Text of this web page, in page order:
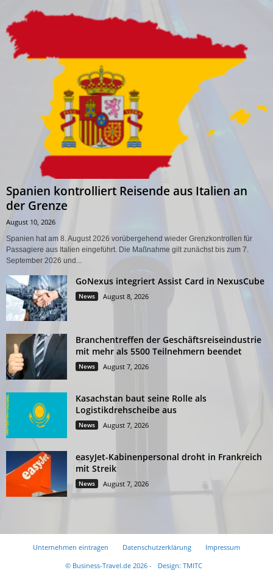
Spanien kontrolliert Reisende aus Italien an
der Grenze
August 10, 2026
Spanien hat am 8. August 2026 vorübergehend wieder Grenzkontrollen für
Passagiere aus Italien eingeführt. Die Maßnahme gilt zunächst bis zum 7.
September 2026 und...
GoNexus integriert Assist Card in NexusCube
News August 8, 2026
Branchentreffen der Geschäftsreiseindustrie
mit mehr als 5500 Teilnehmern beendet
News August 7, 2026
Kasachstan baut seine Rolle als
Logistikdrehscheibe aus
News August 7, 2026
easyJet-Kabinenpersonal droht in Frankreich
mit Streik
News August 7, 2026
Unternehmen eintragen Datenschutzerklärung
Impressum
© Business-Travel.de 2026 -
Design: TMITC